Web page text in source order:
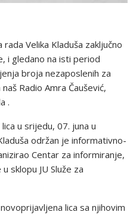
Velika Kladuša zaključno
i gledano na isti period
broja nezaposlenih za
Radio Amra Čaušević,
.
u srijedu, 07. juna u
održan je informativno-
Centar za informiranje,
sklopu JU Služe za
lica sa njihovim